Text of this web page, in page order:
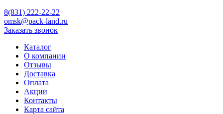
8(831) 222-22-22
omsk@pack-land.ru
Заказать звонок
Каталог
О компании
Отзывы
Доставка
Оплата
Акции
Контакты
Карта сайта